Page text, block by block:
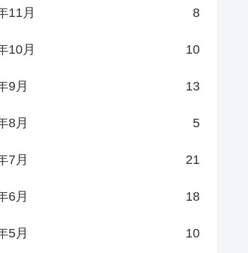
11月 8
10月 10
9月 13
8月 5
7月 21
6月 18
5月 10